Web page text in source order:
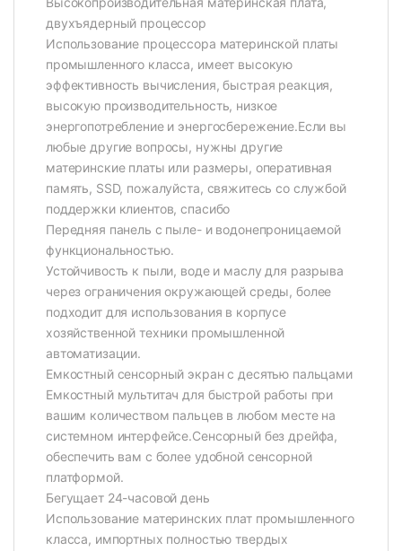
двухъядерный процессор
Использование процессора материнской платы
промышленного класса, имеет высокую
эффективность вычисления, быстрая реакция,
высокую производительность, низкое
энергопотребление и энергосбережение.Если вы
любые другие вопросы, нужны другие
материнские платы или размеры, оперативная
память, SSD, пожалуйста, свяжитесь со службой
поддержки клиентов, спасибо
Передняя панель с пыле- и водонепроницаемой
функциональностью.
Устойчивость к пыли, воде и маслу для разрыва
через ограничения окружающей среды, более
подходит для использования в корпусе
хозяйственной техники промышленной
автоматизации.
Емкостный сенсорный экран с десятью пальцами
Емкостный мультитач для быстрой работы при
вашим количеством пальцев в любом месте на
системном интерфейсе.Сенсорный без дрейфа,
обеспечить вам с более удобной сенсорной
платформой.
Бегущает 24-часовой день
Использование материнских плат промышленного
класса, импортных полностью твердых